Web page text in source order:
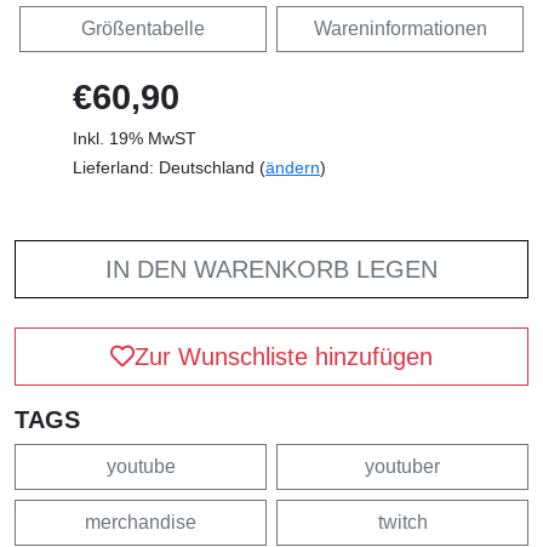
Größentabelle Wareninformationen
€60,90
Inkl. 19% MwST
Lieferland: Deutschland (ändern)
IN DEN WARENKORB LEGEN
Zur Wunschliste hinzufügen
TAGS
youtube youtuber
merchandise twitch